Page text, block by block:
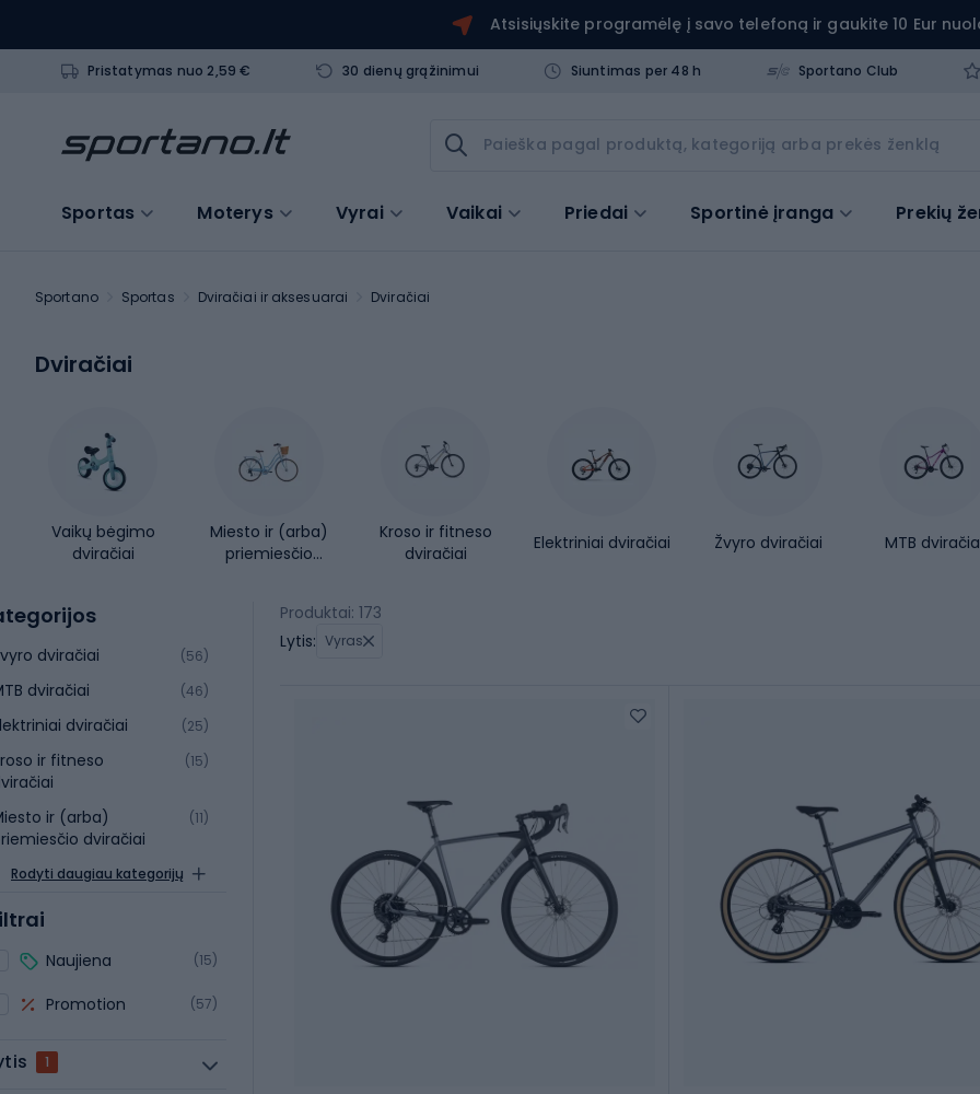
Atsisiųskite programėlę į savo telefoną ir gaukite 10 Eur
Pristatymas nuo 2,59 € 30 dienų grąžinimui Siuntimas per 48 h Sportano Club
Sportas Moterys Vyrai Vaikai Priedai Sportinė įranga Prekių
Sportano Sportas Dviračiai ir aksesuarai Dviračiai
Dviračiai
Vaikų bėgimo
dviračiai
Miesto ir (arba)
priemiesčio
Kroso ir fitneso
dviračiai
Elektriniai dviračiai Žvyro dviračiai MTB
dviračiai (56)
dviračiai (46)
dviračiai (25)
ir fitneso
(15)
ir (arba)
dviračiai
(11)
Rodyti daugiau kategorijų
Naujiena (15)
Promotion (57)
1
Produktai: 173
Lytis: Vyras